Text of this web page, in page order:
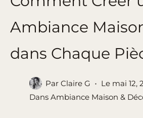
Ambiance
dans Chaque
Par Claire G Le mai 12,
Dans Ambiance Maison &